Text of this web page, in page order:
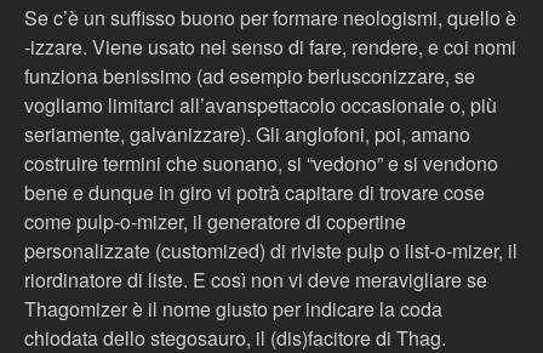
Se c’è un suffisso buono per formare neologismi, quello è
-izzare. Viene usato nel senso di fare, rendere, e coi nomi
funziona benissimo (ad esempio berlusconizzare, se
vogliamo limitarci all’avanspettacolo occasionale o, più
seriamente, galvanizzare). Gli anglofoni, poi, amano
costruire termini che suonano, si “vedono” e si vendono
bene e dunque in giro vi potrà capitare di trovare cose
come pulp-o-mizer, il generatore di copertine
personalizzate (customized) di riviste pulp o list-o-mizer, il
riordinatore di liste. E così non vi deve meravigliare se
Thagomizer è il nome giusto per indicare la coda
chiodata dello stegosauro, il (dis)facitore di Thag.